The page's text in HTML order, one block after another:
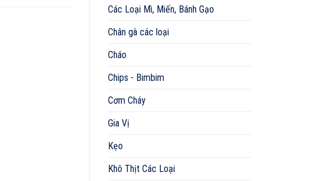
Các Loại Mì, Miến, Bánh Gạo
Chân gà các loại
Cháo
Chips - Bimbim
Cơm Cháy
Gia Vị
Kẹo
Khô Thịt Các Loại